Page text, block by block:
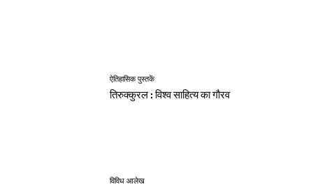
ऐतिहासिक पुस्तकें
तिरुक्कुरल : विश्व साहित्य का गौरव
विविध आलेख